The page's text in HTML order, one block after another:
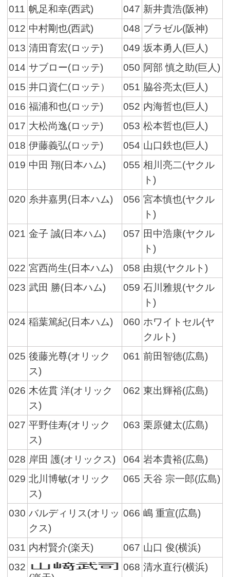
011 帆足和幸(西武) 047 新井貴浩(阪神)
012 中村剛也(西武) 048 ブラゼル(阪神)
013 清田育宏(ロッテ) 049 坂本勇人(巨人)
014 サブロー(ロッテ) 050 阿部 慎之助(巨人)
015 井口資仁(ロッテ） 051 脇谷亮太(巨人)
016 福浦和也(ロッテ) 052 内海哲也(巨人)
017 大松尚逸(ロッテ) 053 松本哲也(巨人)
018 伊藤義弘(ロッテ) 054 山口鉄也(巨人)
019 中田 翔(日本ハム) 055 相川亮二(ヤクル
ト)
020 糸井嘉男(日本ハム) 056 宮本慎也(ヤクル
ト)
021 金子 誠(日本ハム) 057 田中浩康(ヤクル
ト)
022 宮西尚生(日本ハム) 058 由規(ヤクルト)
023 武田 勝(日本ハム) 059 石川雅規(ヤクル
ト)
024 稲葉篤紀(日本ハム) 060 ホワイトセル(ヤ
クルト)
025 後藤光尊(オリック
ス)
061 前田智徳(広島)
026 木佐貫 洋(オリック
ス)
062 東出輝裕(広島)
027 平野佳寿(オリック
ス)
063 栗原健太(広島)
028 岸田 護(オリックス) 064 岩本貴裕(広島)
029 北川博敏(オリック
ス)
065 天谷 宗一郎(広島)
030 バルディリス(オリッ
クス)
066 嶋 重宣(広島)
031 内村賢介(楽天) 067 山口 俊(横浜)
032
068 清水直行(横浜)